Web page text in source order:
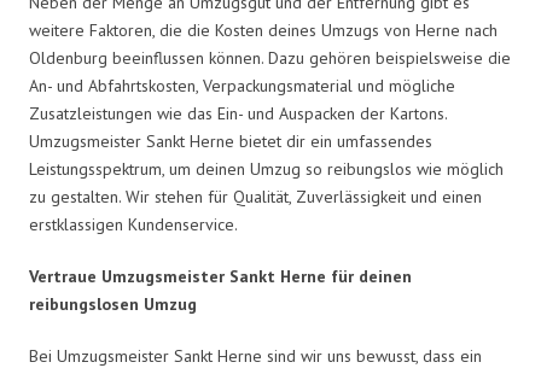
weitere Faktoren, die die Kosten deines Umzugs von Herne nach
Oldenburg beeinflussen können. Dazu gehören beispielsweise die
An- und Abfahrtskosten, Verpackungsmaterial und mögliche
Zusatzleistungen wie das Ein- und Auspacken der Kartons.
Umzugsmeister Sankt Herne bietet dir ein umfassendes
Leistungsspektrum, um deinen Umzug so reibungslos wie möglich
zu gestalten. Wir stehen für Qualität, Zuverlässigkeit und einen
erstklassigen Kundenservice.
Vertraue Umzugsmeister Sankt Herne für deinen
reibungslosen Umzug
Bei Umzugsmeister Sankt Herne sind wir uns bewusst, dass ein